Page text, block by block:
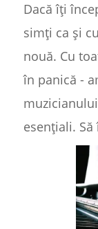
Dacă îți
simți ca și
nouă. Cu
în panică -
esențiali.